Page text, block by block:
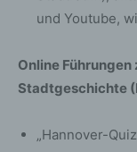
und Youtube,
Online
Stadtgeschichte
„Hannover-